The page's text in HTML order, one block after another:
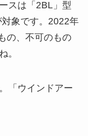
スは「2BL」型
象です。2022年
の、不可のもの
。
「ウインドアー